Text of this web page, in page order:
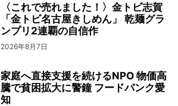
〈これで売れました！〉金トビ志賀
「金トビ名古屋きしめん」 乾麺グラ
ンプリ2連覇の自信作
2026年8月7日
家庭へ直接支援を続けるNPO 物価高
騰で貧困拡大に警鐘 フードバンク愛
知